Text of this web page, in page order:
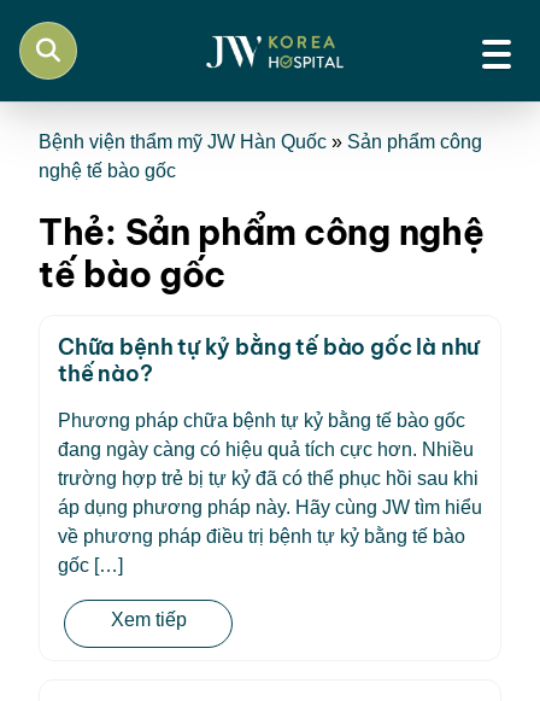
Bệnh viện thẩm mỹ JW Hàn Quốc » Sản phẩm công
nghệ tế bào gốc
Thẻ: Sản phẩm công nghệ
tế bào gốc
Chữa bệnh tự kỷ bằng tế bào gốc là như
thế nào?
Phương pháp chữa bệnh tự kỷ bằng tế bào gốc
đang ngày càng có hiệu quả tích cực hơn. Nhiều
trường hợp trẻ bị tự kỷ đã có thể phục hồi sau khi
áp dụng phương pháp này. Hãy cùng JW tìm hiểu
về phương pháp điều trị bệnh tự kỷ bằng tế bào
gốc […]
Xem tiếp